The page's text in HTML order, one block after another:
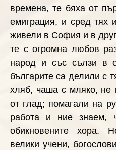
времена, те бяха от
емиграция, и сред тях
живели в София и в
те с огромна любов
народ и със сълзи в
българите са делили с
хляб, чаша с мляко, не
от глад; помагали на
работа и ние знаем,
обикновените хора.
велики учени,